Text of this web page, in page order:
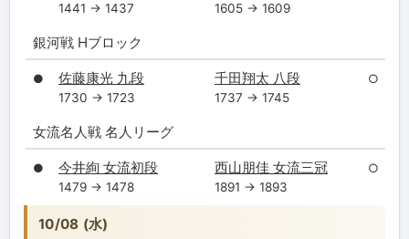
1441 → 1437 1605 → 1609
銀河戦 Hブロック
● 佐藤康光 九段
1730 → 1723
千田翔太 八段
1737 → 1745
○
女流名人戦 名人リーグ
● 今井絢 女流初段
1479 → 1478
西山朋佳 女流三冠
1891 → 1893
○
10/08 (水)